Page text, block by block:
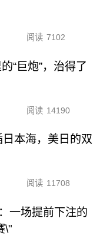
阅读 7102
“巨炮”，治得了
阅读 14190
本海，美日的双
阅读 11708
一场提前下注的
\"